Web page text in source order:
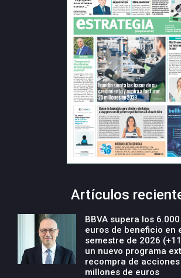
Artículos
BBVA supera los
euros de beneficio en
semestre de 2026
un nuevo programa
recompra de
millones de euros